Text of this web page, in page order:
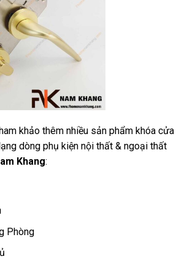
khảo thêm nhiều sản phẩm khóa cửa
dòng phụ kiện nội thất & ngoại thất
Khang:
Phòng